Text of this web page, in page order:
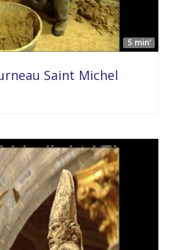
5 min'
Saint Michel